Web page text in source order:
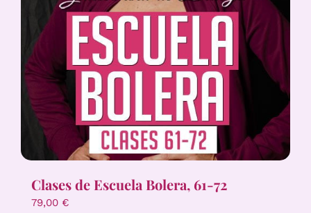
Clases de Escuela Bolera, 61-72
79,00 €